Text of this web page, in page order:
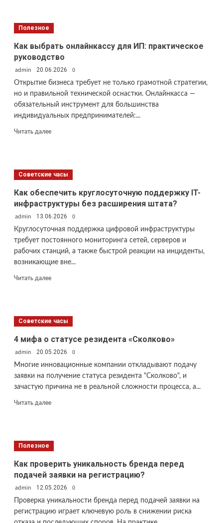
пользоваться
Полезное
Как выбрать онлайнкассу для ИП: практическое
руководство
admin 20.06.2026 0
Открытие бизнеса требует не только грамотной стратегии,
но и правильной технической оснастки. Онлайнкасса —
обязательный инструмент для большинства
индивидуальных предпринимателей:...
Читать далееПрочитать
выбрать
онлайнкассу
ИП:
практическое
руководство
Советские часы
Как обеспечить круглосуточную поддержку IT-
инфраструктуры без расширения штата?
admin 13.06.2026 0
Круглосуточная поддержка цифровой инфраструктуры
требует постоянного мониторинга сетей, серверов и
рабочих станций, а также быстрой реакции на инциденты,
возникающие вне...
Читать далееПрочитать
обеспечить
круглосуточную
IT-
инфраструктуры
без
штата?
Советские часы
4 мифа о статусе резидента «Сколково»
admin 20.05.2026 0
Многие инновационные компании откладывают подачу
заявки на получение статуса резидента "Сколково", и
зачастую причина не в реальной сложности процесса, а...
Читать далееПрочитать
мифа
резидента
«Сколково»
Полезное
Как проверить уникальность бренда перед
подачей заявки на регистрацию?
admin 12.05.2026 0
Проверка уникальности бренда перед подачей заявки на
регистрацию играет ключевую роль в снижении риска